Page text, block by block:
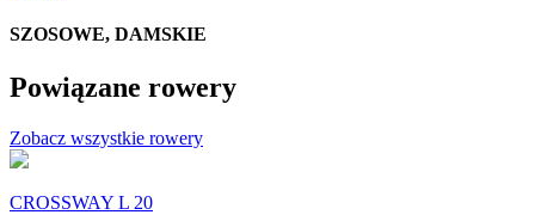
SZOSOWE, DAMSKIE
Powiązane rowery
Zobacz wszystkie rowery
CROSSWAY L 20